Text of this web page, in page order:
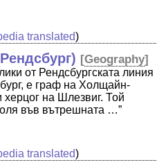
translated)
[Geography]
от Рендсбургската линия
е граф на Холщайн-
херцог на Шлезвиг. Той
във вътрешната …”
translated)